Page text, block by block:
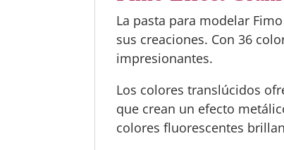
La pasta para modelar
sus creaciones. Con 36
impresionantes.
Los colores translúcidos
que crean un efecto
colores fluorescentes